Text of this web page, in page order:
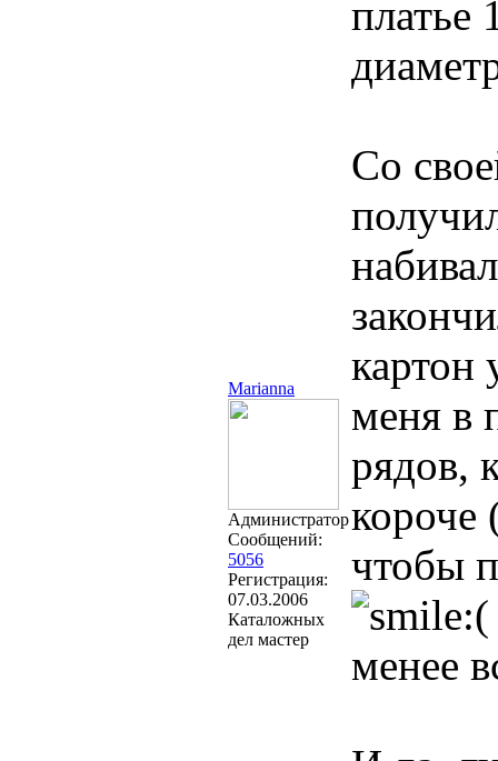
Marianna
Администратор
Сообщений:
5056
Регистрация:
07.03.2006
Каталожных
дел мастер
платье
Со
картон
меня в
рядов,
короче
чтобы
менее